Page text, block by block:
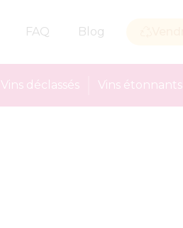
FAQ Blog
Vins déclassés Vins étonnants